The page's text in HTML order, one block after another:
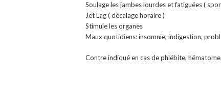
Soulage les jambes lourdes et fatiguées (
Jet Lag ( décalage horaire )
Stimule les organes
Maux quotidiens: insomnie, indigestion,
Contre indiqué en cas de phlébite,